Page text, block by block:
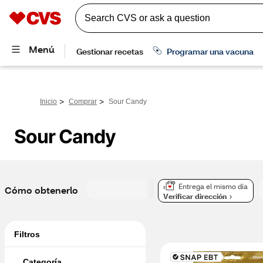
Inicio > Comprar > Sour Candy
Sour Candy
Cómo obtenerlo
Entrega el mismo día
Verificar dirección
Filtros